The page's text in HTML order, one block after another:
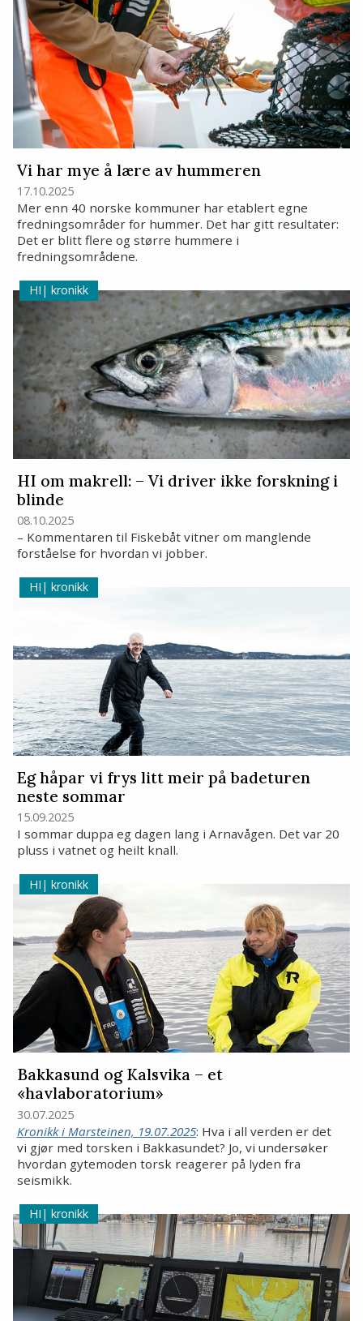
Vi har mye å lære av hummeren
17.10.2025
Mer enn 40 norske kommuner har etablert egne
fredningsområder for hummer. Det har gitt resultater:
Det er blitt flere og større hummere i
fredningsområdene.
kronikk
HI om makrell: – Vi driver ikke forskning i
blinde
08.10.2025
– Kommentaren til Fiskebåt vitner om manglende
forståelse for hvordan vi jobber.
kronikk
Eg håpar vi frys litt meir på badeturen
neste sommar
15.09.2025
I sommar duppa eg dagen lang i Arnavågen. Det var 20
pluss i vatnet og heilt knall.
kronikk
Bakkasund og Kalsvika – et
«havlaboratorium»
30.07.2025
Kronikk i Marsteinen, 19.07.2025: Hva i all verden er det
vi gjør med torsken i Bakkasundet? Jo, vi undersøker
hvordan gytemoden torsk reagerer på lyden fra
seismikk.
kronikk